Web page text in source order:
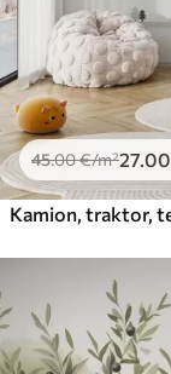
45.00€/m²27 .00